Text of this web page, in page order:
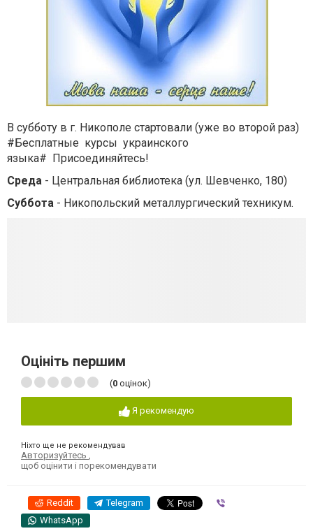
В субботу в г. Никополе стартовали (уже во второй раз)
#Бесплатные курсы украинского
языка# Присоединяйтесь!
Среда - Центральная библиотека (ул. Шевченко, 180)
Суббота - Никопольский металлургический техникум.
Оцініть першим
(0 оцінок)
Я рекомендую
Ніхто ще не рекомендував
Авторизуйтесь
щоб оцінити і порекомендувати
Reddit Telegram
WhatsApp